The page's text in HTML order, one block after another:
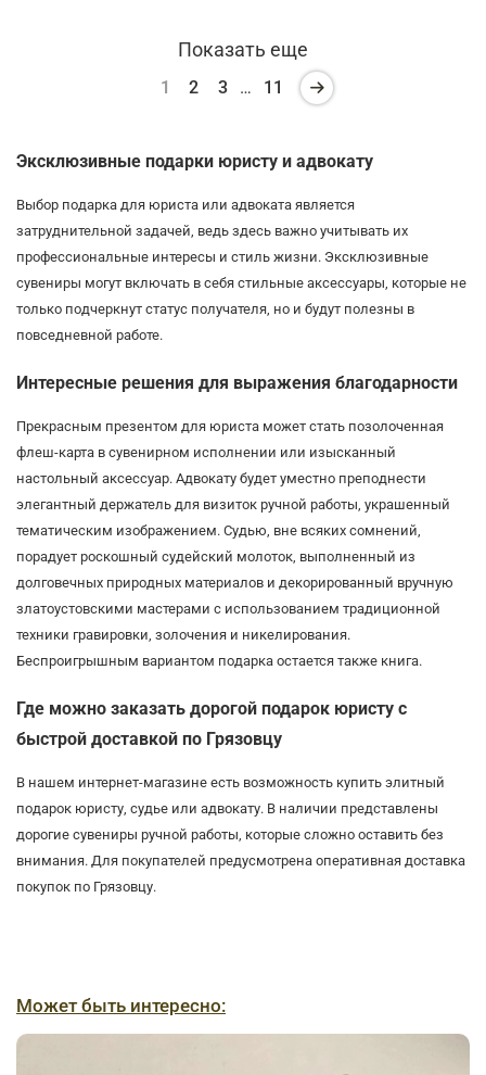
Показать еще
1 2 3 … 11
Эксклюзивные подарки юристу и адвокату
Выбор подарка для юриста или адвоката является
затруднительной задачей, ведь здесь важно учитывать их
профессиональные интересы и стиль жизни. Эксклюзивные
сувениры могут включать в себя стильные аксессуары, которые не
только подчеркнут статус получателя, но и будут полезны в
повседневной работе.
Интересные решения для выражения благодарности
Прекрасным презентом для юриста может стать позолоченная
флеш-карта в сувенирном исполнении или изысканный
настольный аксессуар. Адвокату будет уместно преподнести
элегантный держатель для визиток ручной работы, украшенный
тематическим изображением. Судью, вне всяких сомнений,
порадует роскошный судейский молоток, выполненный из
долговечных природных материалов и декорированный вручную
златоустовскими мастерами с использованием традиционной
техники гравировки, золочения и никелирования.
Беспроигрышным вариантом подарка остается также книга.
Где можно заказать дорогой подарок юристу с
быстрой доставкой по Грязовцу
В нашем интернет-магазине есть возможность купить элитный
подарок юристу, судье или адвокату. В наличии представлены
дорогие сувениры ручной работы, которые сложно оставить без
внимания. Для покупателей предусмотрена оперативная доставка
покупок по Грязовцу.
Может быть интересно: